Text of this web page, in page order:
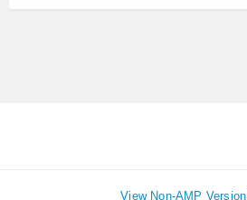
View Non-AMP Version